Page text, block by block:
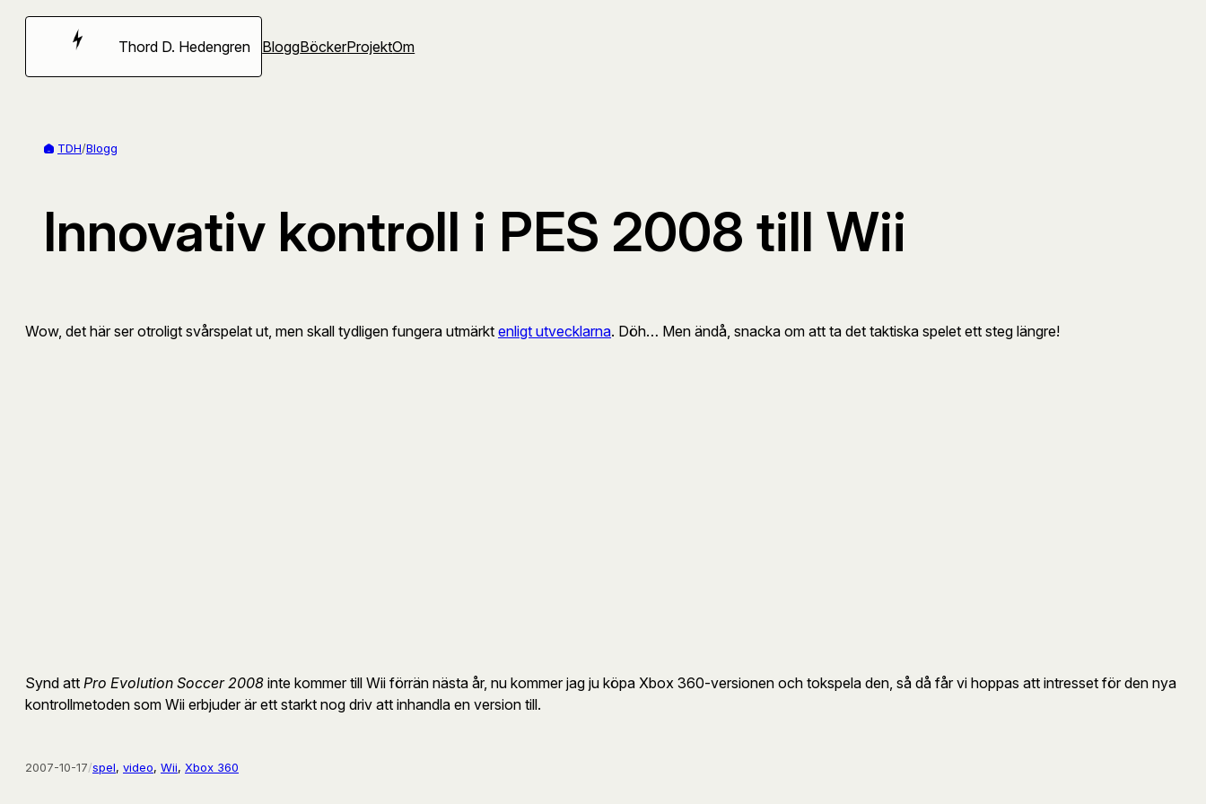
Hoppa
Thord D. Hedengren BloggBöckerProjektOm
TDH/Blogg
Innovativ kontroll i PES 2008 till Wii
Wow, det här ser otroligt svårspelat ut, men skall tydligen fungera utmärkt enligt utvecklarna. Döh… Men ändå, snacka om att ta det taktiska spelet ett steg längre!
Synd att Pro Evolution Soccer 2008 inte kommer till Wii förrän nästa år, nu kommer jag ju köpa Xbox 360-versionen och tokspela den, så då får vi hoppas att intresset för den nya
kontrollmetoden som Wii erbjuder är ett starkt nog driv att inhandla en version till.
2007-10-17/spel, video, Wii, Xbox 360